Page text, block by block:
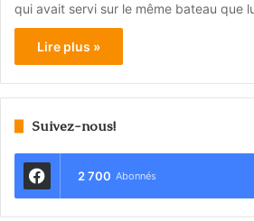
qui avait servi sur le même bateau que
Lire plus »
Suivez-nous!
2 700 Abonnés